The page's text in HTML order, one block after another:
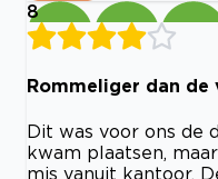
8
Rommeliger dan de
Dit was voor ons de
kwam plaatsen,
mis vanuit kantoor.